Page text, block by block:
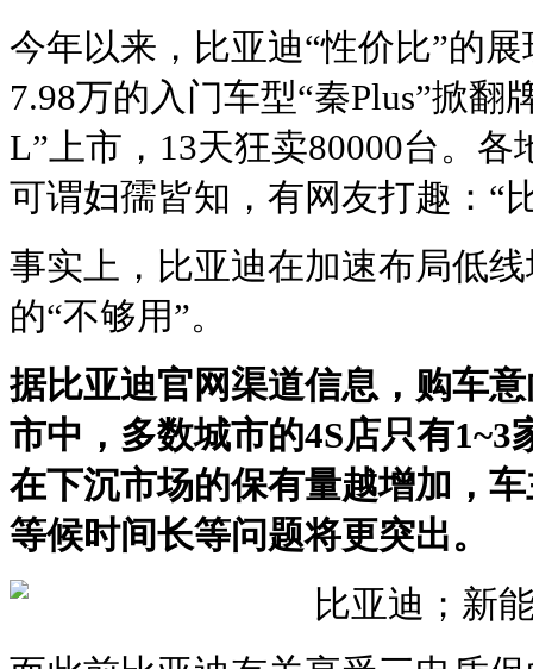
今年以来，比亚迪“性价比”的
7.98万的入门车型“秦Plus”掀翻
L”上市，13天狂卖80000台。
可谓妇孺皆知，有网友打趣：“
事实上，比亚迪在加速布局低
的“不够用”。
据比亚迪官网渠道信息，购车
市中，多数城市的4S店只有
在下沉市场的保有量越增加，
等候时间长等问题将更突出。